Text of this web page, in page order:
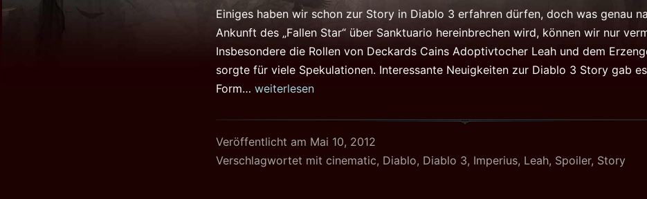
Einiges haben wir schon zur Story in Diablo 3 erfahren dürfen, doch was genau
Ankunft des „Fallen Star“ über Sanktuario hereinbrechen wird, können wir nur
Insbesondere die Rollen von Deckards Cains Adoptivtocher Leah und dem
sorgte für viele Spekulationen. Interessante Neuigkeiten zur Diablo 3 Story gab
Form… Diablo
Story
Spoiler
–
weiterlesen
Veröffentlicht am Mai 10, 2012
Verschlagwortet mit cinematic, Diablo, Diablo 3, Imperius, Leah, Spoiler, Story